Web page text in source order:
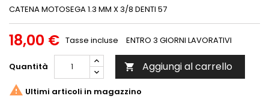
CATENA MOTOSEGA 1.3 MM X 3/8 DENTI 57
18,00 € Tasse incluse ENTRO 3 GIORNI LAVORATIVI
Quantità  Aggiungi al carrello
 Ultimi articoli in magazzino